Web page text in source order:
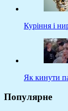
Куріння і
Як кинути
Популярне